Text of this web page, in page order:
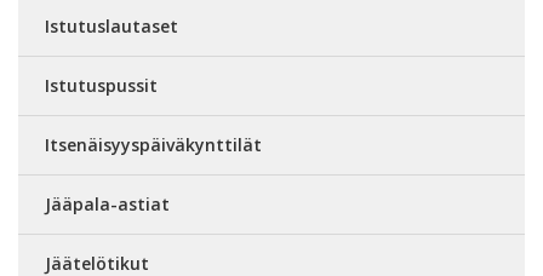
Istutuslautaset
Istutuspussit
Itsenäisyyspäiväkynttilät
Jääpala-astiat
Jäätelötikut